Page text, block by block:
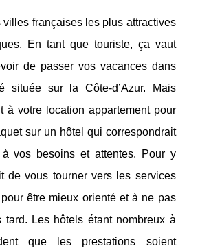
villes françaises les plus attractives
En tant que touriste, ça vaut
de passer vos vacances dans
située sur la Côte-d’Azur. Mais
à votre location appartement pour
sur un hôtel qui correspondrait
vos besoins et attentes. Pour y
de vous tourner vers les services
être mieux orienté et à ne pas
tard. Les hôtels étant nombreux à
que les prestations soient